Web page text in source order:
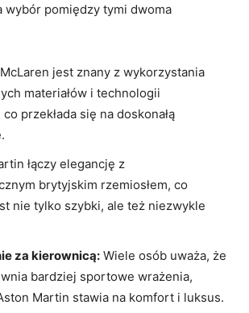
wybór pomiędzy tymi dwoma
McLaren jest znany z wykorzystania
materiałów i technologii
przekłada się na doskonałą
łączy elegancję z
brytyjskim rzemiosłem, co
nie tylko szybki, ale też niezwykle
za kierownicą: Wiele osób uważa, że
bardziej sportowe wrażenia,
Martin stawia na komfort i luksus.